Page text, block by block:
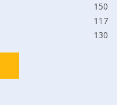
150
117
130